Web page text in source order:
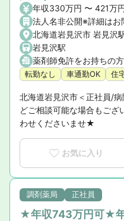
法人名非公開※詳細はお
北海道岩見沢市 岩見沢
岩見沢駅
薬剤師免許をお持ちの方
転勤なし 車通勤OK 住
北海道岩見沢市＜正社員/
どご相談可能な場合もござ
わせくださいませ★
お気に入り
調剤薬局 正社員
★年収743万円可★